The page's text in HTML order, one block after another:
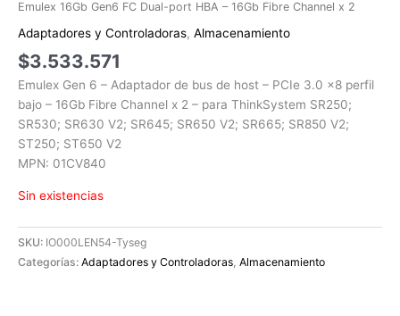
Emulex 16Gb Gen6 FC Dual-port HBA – 16Gb Fibre Channel x 2
Adaptadores y Controladoras, Almacenamiento
$3.533.571
Emulex Gen 6 – Adaptador de bus de host – PCIe 3.0 x8 perfil
bajo – 16Gb Fibre Channel x 2 – para ThinkSystem SR250;
SR530; SR630 V2; SR645; SR650 V2; SR665; SR850 V2;
ST250; ST650 V2
MPN: 01CV840
Sin existencias
SKU: IO000LEN54-Tyseg
Categorías: Adaptadores y Controladoras Almacenamiento